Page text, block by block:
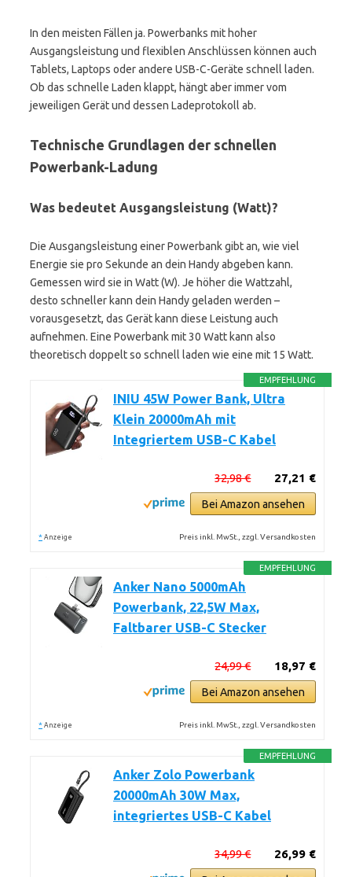
In den meisten Fällen ja. Powerbanks mit hoher
Ausgangsleistung und flexiblen Anschlüssen können auch
Tablets, Laptops oder andere USB-C-Geräte schnell laden.
Ob das schnelle Laden klappt, hängt aber immer vom
jeweiligen Gerät und dessen Ladeprotokoll ab.
Technische Grundlagen der schnellen
Powerbank-Ladung
Was bedeutet Ausgangsleistung (Watt)?
Die Ausgangsleistung einer Powerbank gibt an, wie viel
Energie sie pro Sekunde an dein Handy abgeben kann.
Gemessen wird sie in Watt (W). Je höher die Wattzahl,
desto schneller kann dein Handy geladen werden –
vorausgesetzt, das Gerät kann diese Leistung auch
aufnehmen. Eine Powerbank mit 30 Watt kann also
theoretisch doppelt so schnell laden wie eine mit 15 Watt.
EMPFEHLUNG
INIU 45W Power Bank, Ultra
Klein 20000mAh mit
Integriertem USB-C Kabel
27,21 €
32,98 €
Bei Amazon ansehen
* Anzeige Preis inkl. MwSt., zzgl. Versandkosten
EMPFEHLUNG
Anker Nano 5000mAh
Powerbank, 22,5W Max,
Faltbarer USB-C Stecker
18,97 €
24,99 €
Bei Amazon ansehen
* Anzeige Preis inkl. MwSt., zzgl. Versandkosten
EMPFEHLUNG
Anker Zolo Powerbank
20000mAh 30W Max,
integriertes USB-C Kabel
26,99 €
34,99 €